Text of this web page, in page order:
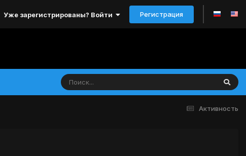
Уже зарегистрированы? Войти Регистрация
Активность